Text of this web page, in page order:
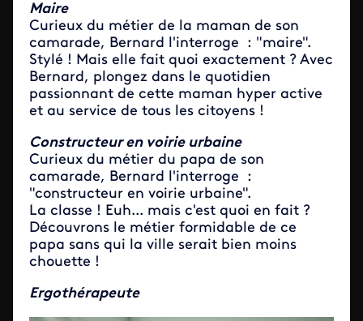
Maire
Curieux du métier de la maman de son
camarade, Bernard l'interroge : "maire".
Stylé ! Mais elle fait quoi exactement ? Avec
Bernard, plongez dans le quotidien
passionnant de cette maman hyper active
et au service de tous les citoyens !
Constructeur en voirie urbaine
Curieux du métier du papa de son
camarade, Bernard l'interroge :
"constructeur en voirie urbaine".
La classe ! Euh... mais c'est quoi en fait ?
Découvrons le métier formidable de ce
papa sans qui la ville serait bien moins
chouette !
Ergothérapeute